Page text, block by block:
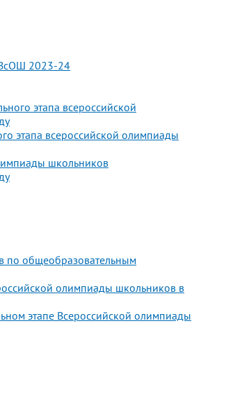
2023-24
этапа всероссийской
этапа всероссийской олимпиады
школьников
по общеобразовательным
олимпиады школьников в
этапе Всероссийской олимпиады